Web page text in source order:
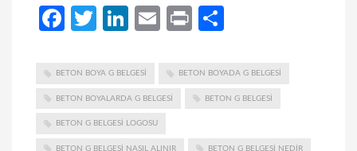
Facebook
Twitter
LinkedIn
Email
Print
BETON BOYA G BELGESI BETON BOYADA G BELGESI
BETON BOYALARDA G BELGESI BETON G BELGESI
BETON G BELGESI LOGOSU
BETON G BELGESI NASIL ALINIR BETON G BELGESI NEDIR